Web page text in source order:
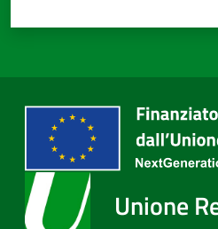
Unione